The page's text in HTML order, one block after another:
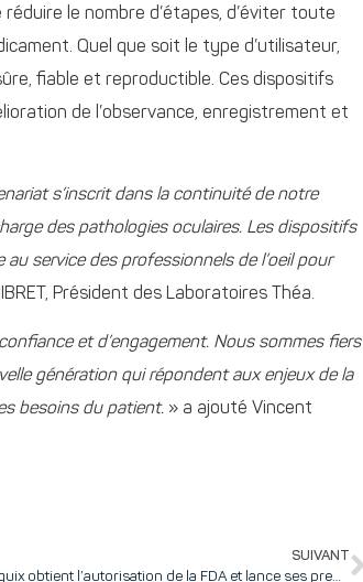
le nombre d’étapes, d’éviter toute
Quel que soit le type d’utilisateur,
fiable et reproductible. Ces dispositifs
de l’observance, enregistrement et
s’inscrit dans la continuité de notre
des pathologies oculaires. Les dispositifs
service des professionnels de l’oeil pour
Président des Laboratoires Théa.
et d’engagement. Nous sommes fiers
génération qui répondent aux enjeux de la
besoins du patient. » a ajouté Vincent
SUIVANT
NH TherAguix obtient l’autorisation de la FDA et lance ses premiers essais cliniques aux États-Unis avec le Dana Farber and Brigham & Women’s Hospital à Boston !